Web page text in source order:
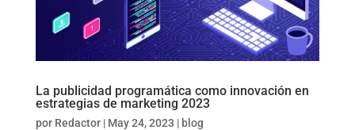
La publicidad programática como innovación en
estrategias de marketing 2023
por Redactor| May 24, 2023 | blog